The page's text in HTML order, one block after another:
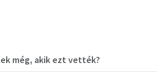
még, akik ezt vették?